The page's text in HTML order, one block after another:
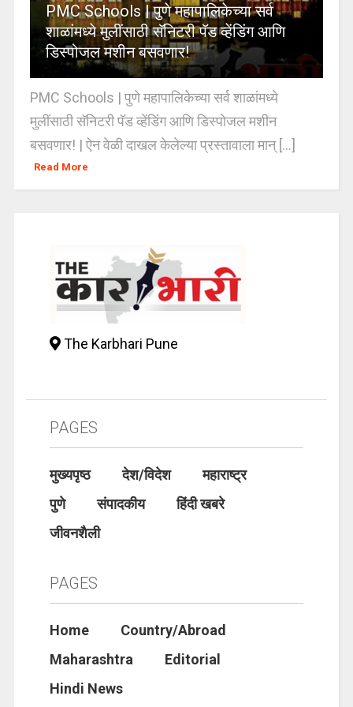
PMC Schools | पुणे महापालिकेच्या सर्व
शाळांमध्ये मुलींसाठी सॅनिटरी पॅड व्हेंडिंग आणि
डिस्पोजल मशीन बसवणार!
PMC Schools | पुणे महापालिकेच्या सर्व शाळांमध्ये
मुलींसाठी सॅनिटरी पॅड व्हेंडिंग आणि डिस्पोजल मशीन
बसवणार! | ऐन वेळी दाखल केलेल्या प्रस्तावाला मान् [...]
Read More
The Karbhari Pune
PAGES
मुख्यपृष्ठ देश/विदेश
महाराष्ट्र
पुणे
संपादकीय
हिंदी खबरे
जीवनशैली
PAGES
Home
Country/Abroad
Maharashtra
Editorial
Hindi News